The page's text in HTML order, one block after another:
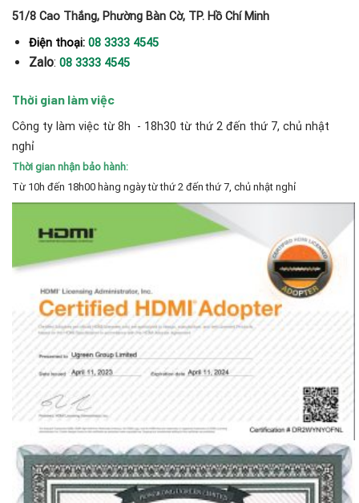
51/8 Cao Thắng, Phường Bàn Cờ, TP. Hồ Chí Minh
Điện thoại: 08 3333 4545
Zalo: 08 3333 4545
Thời gian làm việc
Công ty làm việc từ 8h - 18h30 từ thứ 2 đến thứ 7, chủ nhật
nghỉ
Thời gian nhận bảo hành:
Từ 10h đến 18h00 hàng ngày từ thứ 2 đến thứ 7, chủ nhật nghỉ